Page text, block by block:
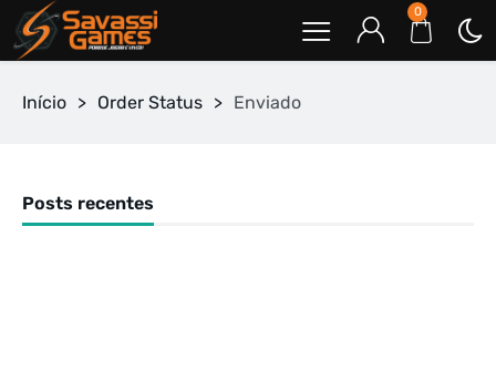
0
Início > Order Status > Enviado
Posts recentes